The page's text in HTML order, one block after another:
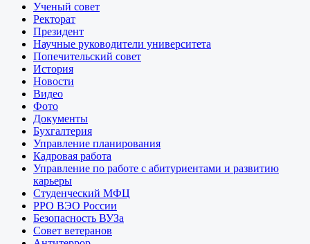
Ученый совет
Ректорат
Президент
Научные руководители университета
Попечительский совет
История
Новости
Видео
Фото
Документы
Бухгалтерия
Управление планирования
Кадровая работа
Управление по работе с абитуриентами и развитию
карьеры
Студенческий МФЦ
РРО ВЭО России
Безопасность ВУЗа
Совет ветеранов